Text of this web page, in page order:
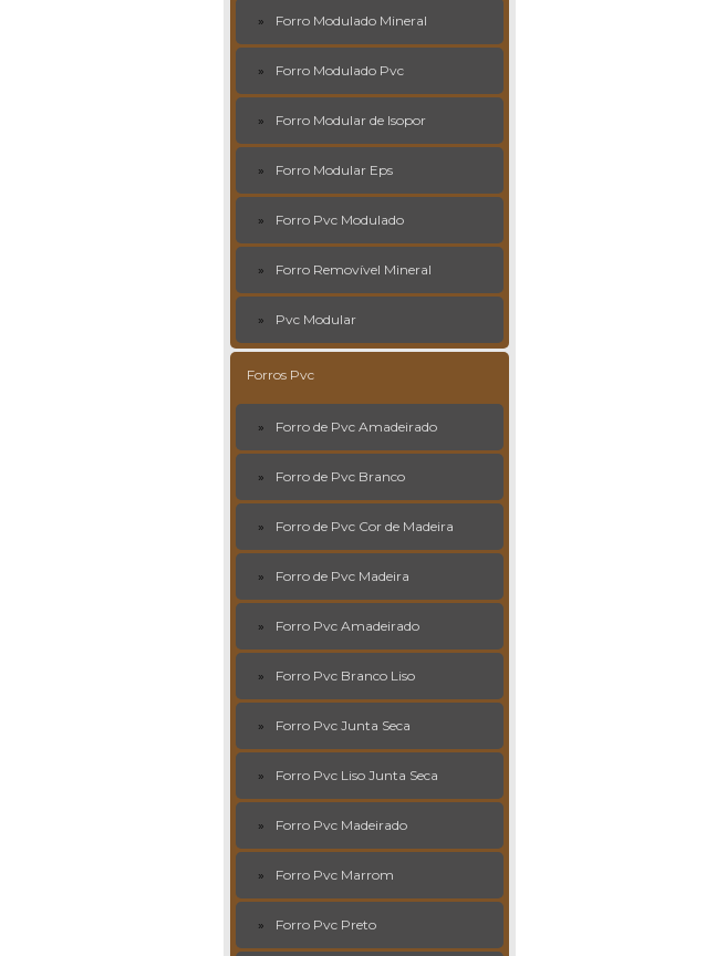
Forro Modulado Mineral
Forro Modulado Pvc
Forro Modular de Isopor
Forro Modular Eps
Forro Pvc Modulado
Forro Removível Mineral
Pvc Modular
Forros Pvc
Forro de Pvc Amadeirado
Forro de Pvc Branco
Forro de Pvc Cor de Madeira
Forro de Pvc Madeira
Forro Pvc Amadeirado
Forro Pvc Branco Liso
Forro Pvc Junta Seca
Forro Pvc Liso Junta Seca
Forro Pvc Madeirado
Forro Pvc Marrom
Forro Pvc Preto